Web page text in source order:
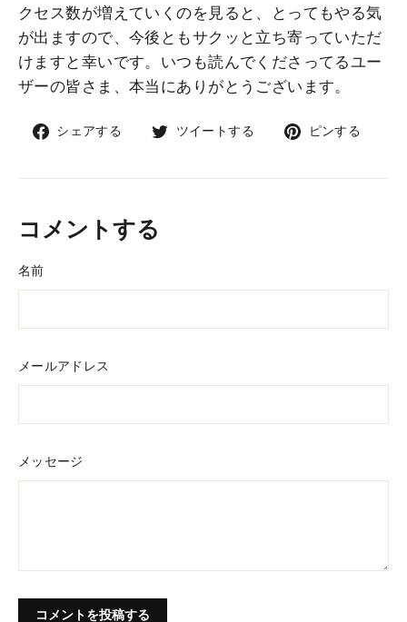
クセス数が増えていくのを見ると、とってもやる気
が出ますので、今後ともサクッと立ち寄っていただ
けますと幸いです。いつも読んでくださってるユー
ザーの皆さま、本当にありがとうございます。
シェアする
Facebook
シ
ア
ツイートする
Twitter
ツ
る
ピンする
ピ
コメントする
名前
メールアドレス
メッセージ